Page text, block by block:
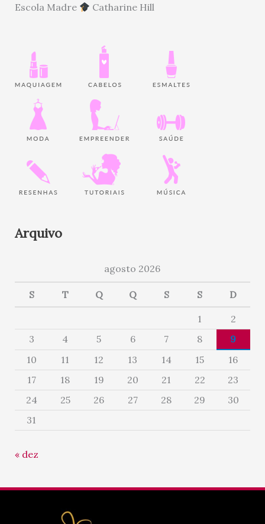
Escola Madre
Catharine Hill
Arquivo
agosto 2026
S T Q Q S S D
1
2
3
4 5 6 7 8
9
10
11 12 13 14 15
16
17
18 19 20 21 22
23
24
25 26 27 28 29
30
31
« dez